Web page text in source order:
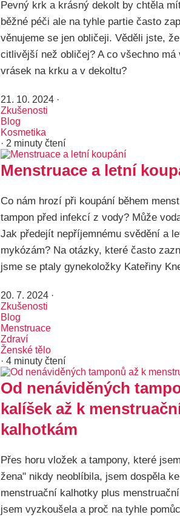
Pevný krk a krásný dekolt by chtěla
běžné péči ale na tyhle partie často
věnujeme se jen obličeji. Věděli jste,
citlivější než obličej? A co všechno má
vrásek na krku a v dekoltu?
21. 10. 2024 ·
Zkušenosti
Blog
Kosmetika
· 2 minuty čtení
Menstruace a letní
Co nám hrozí při koupání během
tampon před infekcí z vody? Může
Jak předejít nepříjemnému svědění a
mykózám? Na otázky, které často
jsme se ptaly gynekoložky Kateřiny
20. 7. 2024 ·
Zkušenosti
Blog
Menstruace
Zdraví
Ženské tělo
· 4 minuty čtení
Od nenáviděných
kalíšek až k
kalhotkám
Přes horu vložek a tampony, které
žena" nikdy neoblíbila, jsem dospěla
menstruační kalhotky plus
jsem vyzkoušela a proč na tyhle